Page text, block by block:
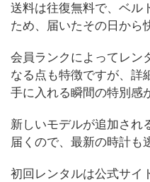
送料は往復無料で、ベル
ため、届いたその日から
会員ランクによってレン
なる点も特徴ですが、詳
手に入れる瞬間の特別感
新しいモデルが追加され
届くので、最新の時計も
初回レンタルは公式サイ